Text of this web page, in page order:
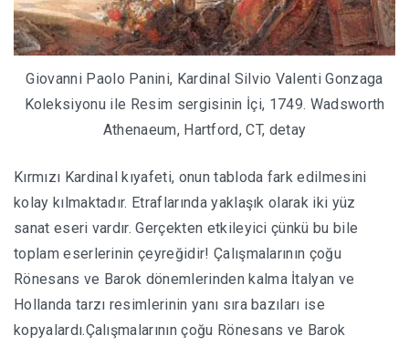
Giovanni Paolo Panini, Kardinal Silvio Valenti Gonzaga
Koleksiyonu ile Resim sergisinin İçi, 1749. Wadsworth
Athenaeum, Hartford, CT, detay
Kırmızı Kardinal kıyafeti, onun tabloda fark edilmesini
kolay kılmaktadır. Etraflarında yaklaşık olarak iki yüz
sanat eseri vardır. Gerçekten etkileyici çünkü bu bile
toplam eserlerinin çeyreğidir! Çalışmalarının çoğu
Rönesans ve Barok dönemlerinden kalma İtalyan ve
Hollanda tarzı resimlerinin yanı sıra bazıları ise
kopyalardı.Çalışmalarının çoğu Rönesans ve Barok